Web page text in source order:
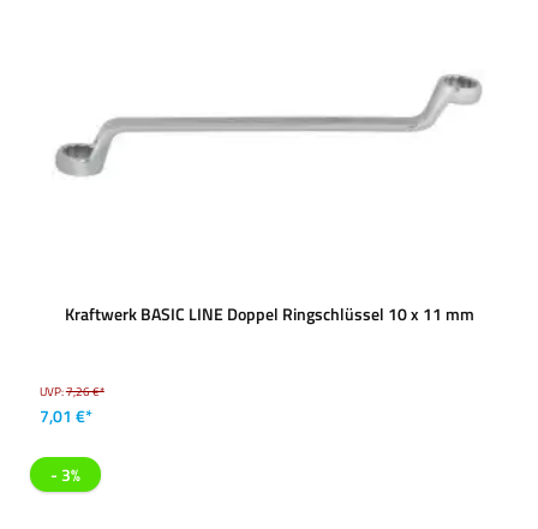
Kraftwerk BASIC LINE Doppel Ringschlüssel 10 x 11 mm
UVP:7,26 €*
7,01 €*
- 3%